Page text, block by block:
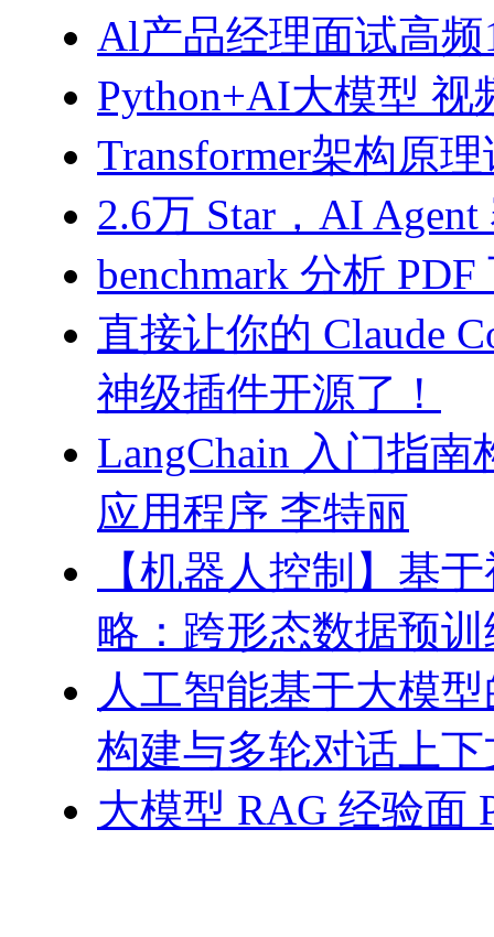
Al产品经理面试高频
Python+AI大模型 视
Transformer架构原
2.6万 Star，AI
benchmark 分析 PDF
直接让你的 Claude
神级插件开源了！
LangChain 入门指
应用程序 李特丽
【机器人控制】基
略：跨形态数据预
人工智能基于大模
构建与多轮对话上
大模型 RAG 经验面